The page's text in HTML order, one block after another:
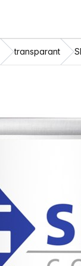
transparant